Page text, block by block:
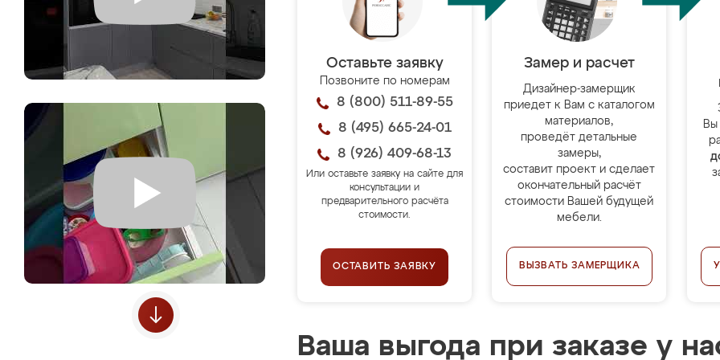
Оставьте заявку
Позвоните по номерам
8 (800) 511-89-55
8 (495) 665-24-01
8 (926) 409-68-13
Или оставьте заявку на сайте для
консультации и
предварительного расчёта
стоимости.
ОСТАВИТЬ ЗАЯВКУ
Замер и расчет
Дизайнер-замерщик
приедет к Вам с каталогом
материалов,
проведёт детальные
замеры,
составит проект и сделает
окончательный расчёт
стоимости Вашей будущей
мебели.
ВЫЗВАТЬ ЗАМЕРЩИКА
Вы
Ваша выгода при заказе у